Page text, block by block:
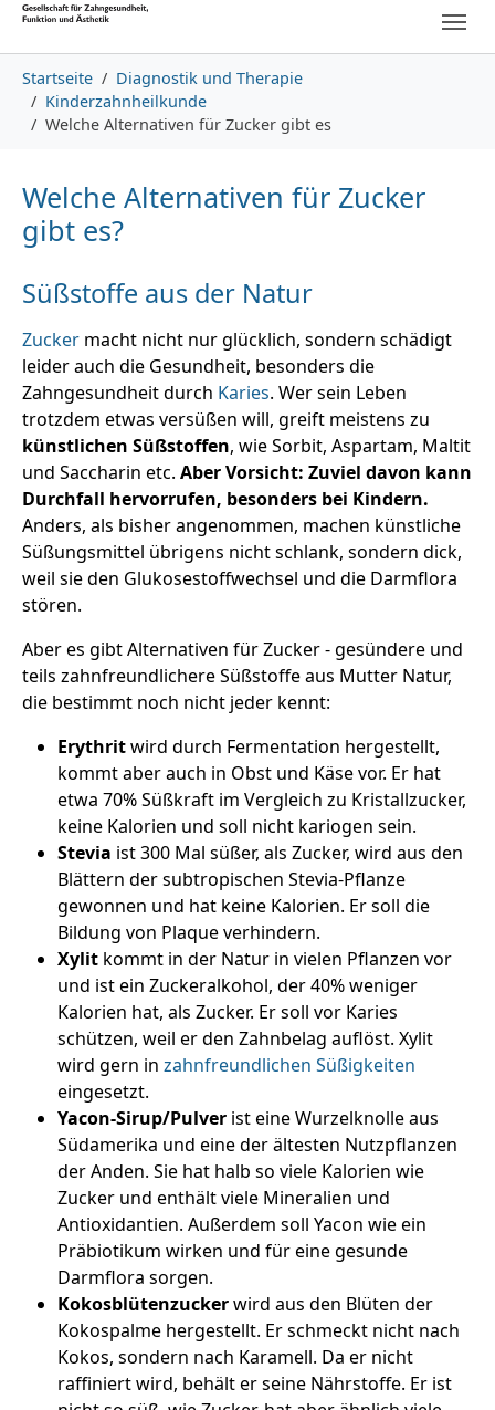
Skip to main content
Skip to page footer
Startseite
Diagnostik und Therapie
Kinderzahnheilkunde
Welche Alternativen für Zucker gibt es
Welche Alternativen für Zucker
gibt es?
Süßstoffe aus der Natur
Zucker macht nicht nur glücklich, sondern schädigt
leider auch die Gesundheit, besonders die
Zahngesundheit durch Karies. Wer sein Leben
trotzdem etwas versüßen will, greift meistens zu
künstlichen Süßstoffen, wie Sorbit, Aspartam, Maltit
und Saccharin etc. Aber Vorsicht: Zuviel davon kann
Durchfall hervorrufen, besonders bei Kindern.
Anders, als bisher angenommen, machen künstliche
Süßungsmittel übrigens nicht schlank, sondern dick,
weil sie den Glukosestoffwechsel und die Darmflora
stören.
Aber es gibt Alternativen für Zucker - gesündere und
teils zahnfreundlichere Süßstoffe aus Mutter Natur,
die bestimmt noch nicht jeder kennt:
Erythritwird durch Fermentation hergestellt,
kommt aber auch in Obst und Käse vor. Er hat
etwa 70% Süßkraft im Vergleich zu Kristallzucker,
keine Kalorien und soll nicht kariogen sein.
Stevia ist 300 Mal süßer, als Zucker, wird aus den
Blättern der subtropischen Stevia-Pflanze
gewonnen und hat keine Kalorien. Er soll die
Bildung von Plaque verhindern.
Xylit kommt in der Natur in vielen Pflanzen vor
und ist ein Zuckeralkohol, der 40% weniger
Kalorien hat, als Zucker. Er soll vor Karies
schützen, weil er den Zahnbelag auflöst. Xylit
wird gern in zahnfreundlichen Süßigkeiten
eingesetzt.
Yacon-Sirup/Pulver ist eine Wurzelknolle aus
Südamerika und eine der ältesten Nutzpflanzen
der Anden. Sie hat halb so viele Kalorien wie
Zucker und enthält viele Mineralien und
Antioxidantien. Außerdem soll Yacon wie ein
Präbiotikum wirken und für eine gesunde
Darmflora sorgen.
Kokosblütenzuckerwird aus den Blüten der
Kokospalme hergestellt. Er schmeckt nicht nach
Kokos, sondern nach Karamell. Da er nicht
raffiniert wird, behält er seine Nährstoffe. Er ist